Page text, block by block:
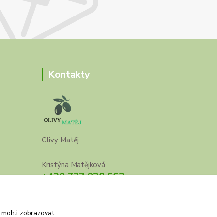
Kontakty
Olivy Matěj
Kristýna Matějková
+420 777 028 663
zobrazovat